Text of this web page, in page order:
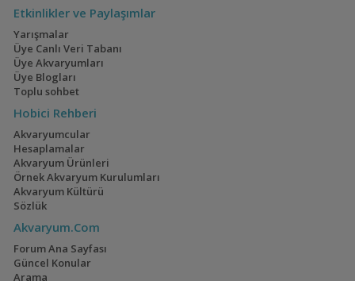
Etkinlikler ve Paylaşımlar
Yarışmalar
Üye Canlı Veri Tabanı
Üye Akvaryumları
Üye Blogları
Toplu sohbet
Hobici Rehberi
Akvaryumcular
Hesaplamalar
Akvaryum Ürünleri
Örnek Akvaryum Kurulumları
Akvaryum Kültürü
Sözlük
Akvaryum.Com
Forum Ana Sayfası
Güncel Konular
Arama